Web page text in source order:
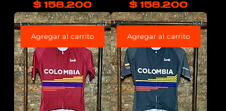
Precio
$ 158.200 Precio
$ 158.200
Agregar al carrito Agregar al carrito